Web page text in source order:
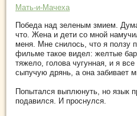
Мать-и-Мачеха
Победа над зеленым змием.
что. Жена и дети со мной
меня. Мне снилось, что я ползу
фильме такое видел: желтые
тяжело, голова чугунная, и я
сыпучую дрянь, а она забивает
Попытался выплюнуть, но язык
подавился. И проснулся.